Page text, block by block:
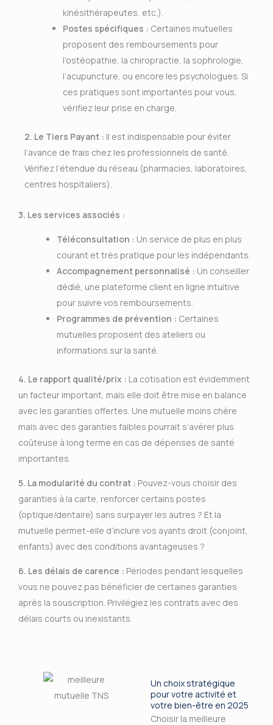
kinésithérapeutes, etc.).
Postes spécifiques : Certaines mutuelles
proposent des remboursements pour
l’ostéopathie, la chiropractie, la sophrologie,
l’acupuncture, ou encore les psychologues. Si
ces pratiques sont importantes pour vous,
vérifiez leur prise en charge.
2. Le Tiers Payant : Il est indispensable pour éviter
l’avance de frais chez les professionnels de santé.
Vérifiez l’étendue du réseau (pharmacies, laboratoires,
centres hospitaliers).
3. Les services associés :
Téléconsultation : Un service de plus en plus
courant et très pratique pour les indépendants.
Accompagnement personnalisé : Un conseiller
dédié, une plateforme client en ligne intuitive
pour suivre vos remboursements.
Programmes de prévention : Certaines
mutuelles proposent des ateliers ou
informations sur la santé.
4. Le rapport qualité/prix : La cotisation est évidemment
un facteur important, mais elle doit être mise en balance
avec les garanties offertes. Une mutuelle moins chère
mais avec des garanties faibles pourrait s’avérer plus
coûteuse à long terme en cas de dépenses de santé
importantes.
5. La modularité du contrat : Pouvez-vous choisir des
garanties à la carte, renforcer certains postes
(optique/dentaire) sans surpayer les autres ? Et la
mutuelle permet-elle d’inclure vos ayants droit (conjoint,
enfants) avec des conditions avantageuses ?
6. Les délais de carence : Périodes pendant lesquelles
vous ne pouvez pas bénéficier de certaines garanties
après la souscription. Privilégiez les contrats avec des
délais courts ou inexistants.
Un choix stratégique
pour votre activité et
votre bien-être en 2025
Choisir la meilleure